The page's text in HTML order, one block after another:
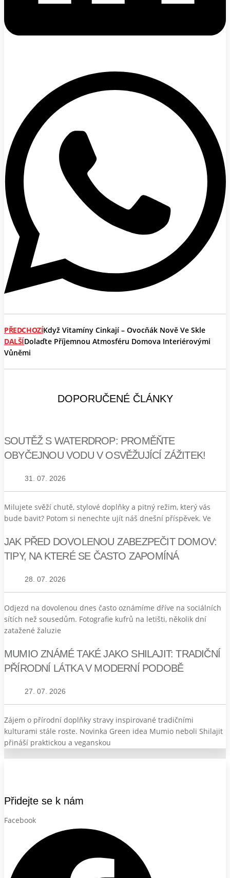
PŘEDCHOZÍKdyž Vitamíny Cinkají – Ovocňák Nově Ve Skle
DALŠÍDolaďte Příjemnou Atmosféru Domova Interiérovými
Vůněmi
DOPORUČENÉ ČLÁNKY
SOUTĚŽ S WATERDROP: PROMĚŇTE
OBYČEJNOU VODU V OSVĚŽUJÍCÍ ZÁŽITEK!
31. 07. 2026
Milujete svěží chutě, stylové doplňky a pitný režim, který vás
bude bavit? Potom si nenechte ujít náš dnešní příspěvek. Ve
JAK PŘED DOVOLENOU ZABEZPEČIT DOMOV:
TIPY, NA KTERÉ SE ČASTO ZAPOMÍNÁ
28. 07. 2026
Odjezd na dovolenou dnes často oznámíme dříve na sociálních
sítích než sousedům. Fotografie kufrů na letišti, několik dní
zatažené žaluzie
MUMIO ZNÁMÉ TAKÉ JAKO SHILAJIT: TRADIČNÍ
PŘÍRODNÍ LÁTKA V MODERNÍ PODOBĚ
27. 07. 2026
Zájem o přírodní doplňky stravy inspirované tradičními
kulturami stále roste. Novinka Green idea Mumio neboli Shilajit
přináší praktickou a veganskou
Přidejte se k nám
Facebook